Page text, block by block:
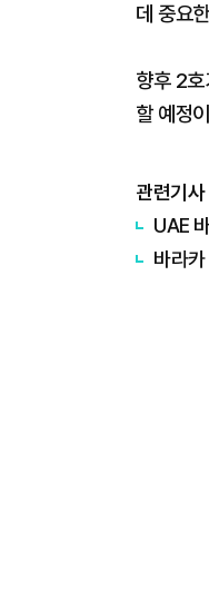
데 중요
향후 2
할 예정
관련기사
UAE
바라